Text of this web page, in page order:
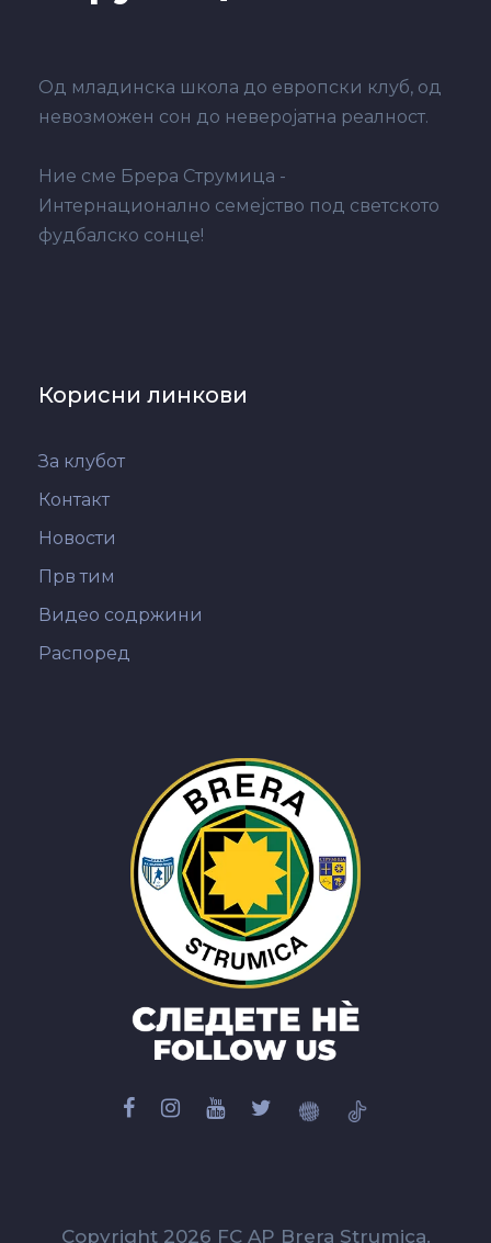
Од младинска школа до европски клуб, од
невозможен сон до неверојатна реалност.
Ние сме Брера Струмица -
Интернационално семејство под светското
фудбалско сонце!
Корисни линкови
За клубот
Контакт
Новости
Прв тим
Видео содржини
Распоред
Copyright 2026 FC AP Brera Strumica.